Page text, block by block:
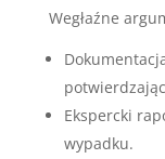
Wegłaźne
Ekspercki
wypadku.